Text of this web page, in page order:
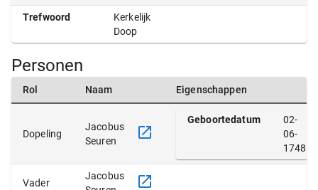
Trefwoord
Kerkelijk
Doop
Personen
Rol Naam Eigenschappen
Dopeling
Jacobus
Seuren
Geboortedatum
02-
06-
1748
Vader
Jacobus